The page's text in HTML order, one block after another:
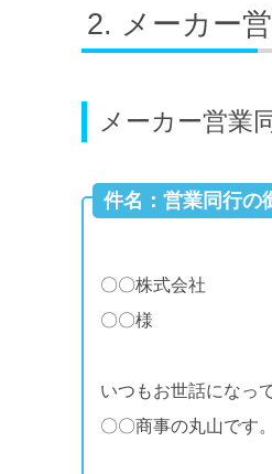
メーカー
メーカー営業
件名：営業同行の
〇〇株式会社
〇〇様
いつもお世話になっ
〇〇商事の丸山です。